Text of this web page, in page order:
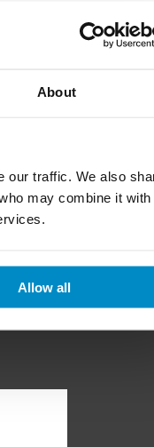
About
our traffic. We also
may combine it with
Allow all